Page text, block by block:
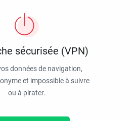
sécurisée (VPN)
données de navigation,
et impossible à suivre
ou à pirater.